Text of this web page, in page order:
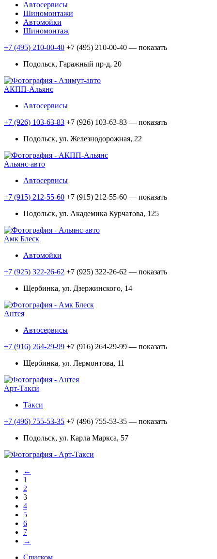
Автосервисы
Шиномонтажи
Автомойки
Шиномонтаж
+7 (495) 210-00-40 +7 (495) 210-00-40 — показать
Подольск, Гаражный пр-д, 20
АКПП-Альянс
Автосервисы
+7 (926) 103-63-83 +7 (926) 103-63-83 — показать
Подольск, ул. Железнодорожная, 22
Альянс-авто
Автосервисы
+7 (915) 212-55-60 +7 (915) 212-55-60 — показать
Подольск, ул. Академика Курчатова, 125
Амк Блеск
Автомойки
+7 (925) 322-26-62 +7 (925) 322-26-62 — показать
Щербинка, ул. Дзержинского, 14
Антея
Автосервисы
+7 (916) 264-29-99 +7 (916) 264-29-99 — показать
Щербинка, ул. Лермонтова, 11
Арт-Такси
Такси
+7 (496) 755-53-35 +7 (496) 755-53-35 — показать
Подольск, ул. Карла Маркса, 57
←
1
2
3
4
5
6
7
→